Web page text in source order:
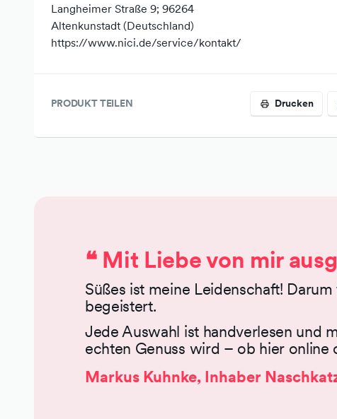
Produktlinie:
Batterien erforderlich:
Produkt Familie:
NICI Dinos
waschbar im
Langheimer Straße 9; 96264
Altenkunstadt (Deutschland)
https://www.nici.de/service/kontakt/
PRODUKT TEILEN Drucken
❝ Mit Liebe von mir
Süßes ist meine Leidenschaft!
begeistert.
Jede Auswahl ist handverlesen und
echten Genuss wird – ob hier
Markus Kuhnke, Inhaber